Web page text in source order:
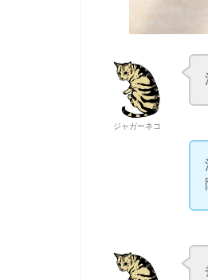
ジャガーネコ